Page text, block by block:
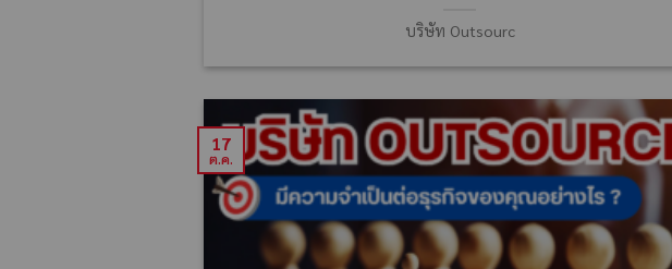
บริษัท Outsourc
17
ต.ค.